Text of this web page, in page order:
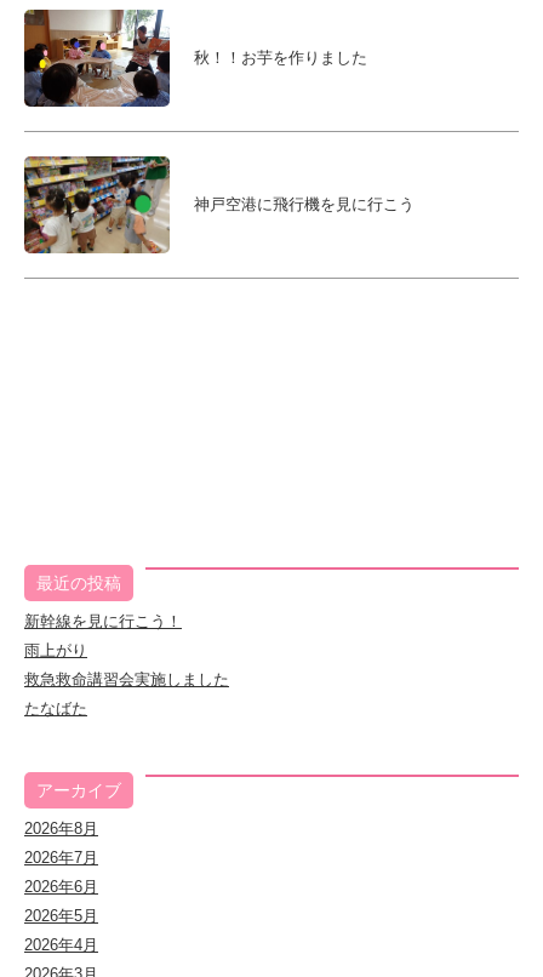
秋！！お芋を作りました
神戸空港に飛行機を見に行こう
最近の投稿
新幹線を見に行こう！
雨上がり
救急救命講習会実施しました
たなばた
アーカイブ
2026年8月
2026年7月
2026年6月
2026年5月
2026年4月